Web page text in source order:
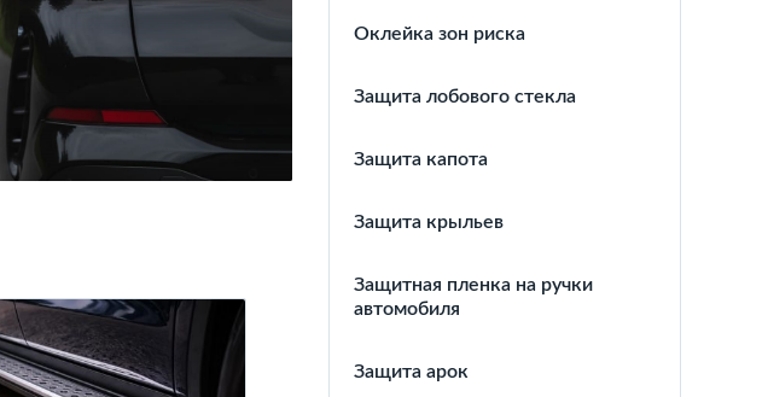
Оклейка зон риска
Защита лобового стекла
Защита капота
Защита крыльев
Защитная пленка на ручки
автомобиля
Защита арок